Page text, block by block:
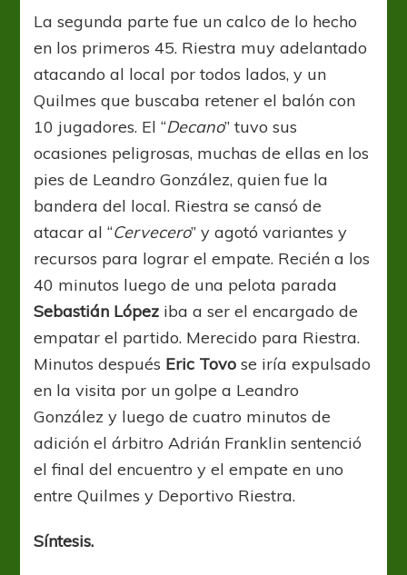
La segunda parte fue un calco de lo hecho
en los primeros 45. Riestra muy adelantado
atacando al local por todos lados, y un
Quilmes que buscaba retener el balón con
10 jugadores. El “Decano” tuvo sus
ocasiones peligrosas, muchas de ellas en los
pies de Leandro González, quien fue la
bandera del local. Riestra se cansó de
atacar al “Cervecero” y agotó variantes y
recursos para lograr el empate. Recién a los
40 minutos luego de una pelota parada
Sebastián López iba a ser el encargado de
empatar el partido. Merecido para Riestra.
Minutos después Eric Tovo se iría expulsado
en la visita por un golpe a Leandro
González y luego de cuatro minutos de
adición el árbitro Adrián Franklin sentenció
el final del encuentro y el empate en uno
entre Quilmes y Deportivo Riestra.
Síntesis.